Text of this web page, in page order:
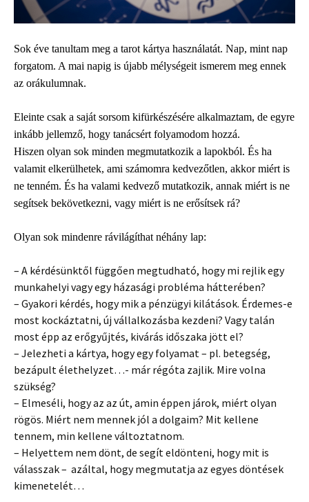
Sok éve tanultam meg a tarot kártya használatát. Nap, mint nap
forgatom. A mai napig is újabb mélységeit ismerem meg ennek
az orákulumnak.
Eleinte csak a saját sorsom kifürkészésére alkalmaztam, de egyre
inkább jellemző, hogy tanácsért folyamodom hozzá.
Hiszen olyan sok minden megmutatkozik a lapokból. És ha
valamit elkerülhetek, ami számomra kedvezőtlen, akkor miért is
ne tenném. És ha valami kedvező mutatkozik, annak miért is ne
segítsek bekövetkezni, vagy miért is ne erősítsek rá?
Olyan sok mindenre rávilágíthat néhány lap:
– A kérdésünktől függően megtudható, hogy mi rejlik egy
munkahelyi vagy egy házasági probléma hátterében?
– Gyakori kérdés, hogy mik a pénzügyi kilátások. Érdemes-e
most kockáztatni, új vállalkozásba kezdeni? Vagy talán
most épp az erőgyűjtés, kivárás időszaka jött el?
– Jelezheti a kártya, hogy egy folyamat – pl. betegség,
bezápult élethelyzet…- már régóta zajlik. Mire volna
szükség?
– Elmeséli, hogy az az út, amin éppen járok, miért olyan
rögös. Miért nem mennek jól a dolgaim? Mit kellene
tennem, min kellene változtatnom.
– Helyettem nem dönt, de segít eldönteni, hogy mit is
válasszak – azáltal, hogy megmutatja az egyes döntések
kimenetelét…